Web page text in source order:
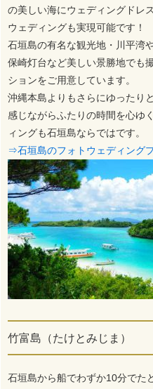
の美しい海にウェディングドレ
ウェディングも実現可能です！
石垣島の有名な観光地・川平湾
保崎灯台など美しい景勝地でも
ションをご用意しています。
沖縄本島よりもさらにゆったり
感じながらふたりの時間を心ゆ
ィングも石垣島ならではです。
⇒石垣島のフォトウェディング
竹富島（たけとみじま）
石垣島から船でわずか10分でた